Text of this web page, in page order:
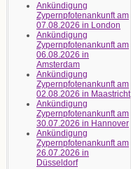
Ankündigung
Zypernpfotenankunft am
07.08.2026 in London
Ankündigung
Zypernpfotenankunft am
06.08.2026 in
Amsterdam
Ankündigung
Zypernpfotenankunft am
02.08.2026 in Maastricht
Ankündigung
Zypernpfotenankunft am
30.07.2026 in Hannover
Ankündigung
Zypernpfotenankunft am
26.07.2026 in
Düsseldorf